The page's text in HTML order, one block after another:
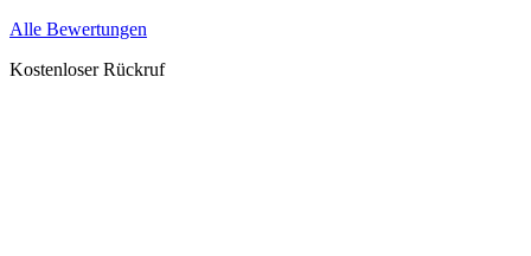
Alle Bewertungen
Kostenloser Rückruf